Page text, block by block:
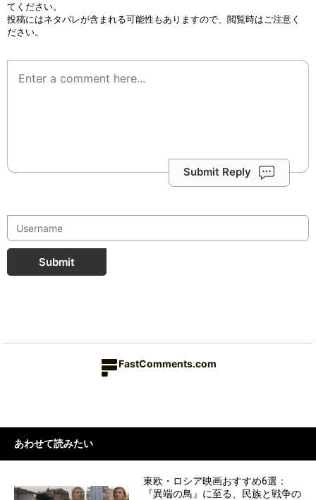
てください。
投稿にはネタバレが含まれる可能性もありますので、閲覧時はご注意く
ださい。
Submit Reply
Submit
FastComments.com
あわせて読みたい
東欧・ロシア映画おすすめ6選：
『異端の鳥』に至る、民族と戦争の